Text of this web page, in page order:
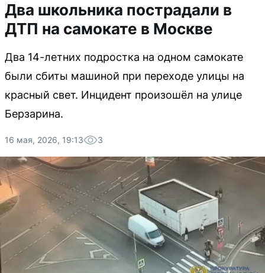
Два школьника пострадали в
ДТП на самокате в Москве
Два 14-летних подростка на одном самокате
были сбиты машиной при переходе улицы на
красный свет. Инцидент произошёл на улице
Берзарина.
16 мая, 2026, 19:13 3